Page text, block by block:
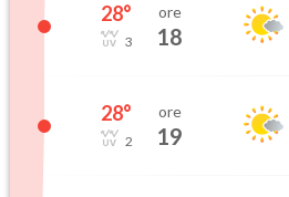
28°
3
ore
18
28°
2
ore
19